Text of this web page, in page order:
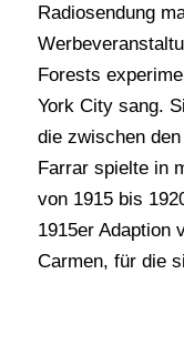
Radiosendung
Forests
York City sang.
die zwischen
Farrar spielte in
von 1915 bis
1915er Adaption
Carmen, für die